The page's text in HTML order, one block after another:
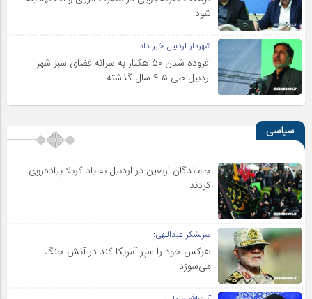
شود
شهردار اردبیل خبر داد:
افزوده شدن ۵۰ هکتار به سرانه فضای سبز شهر
اردبیل طی ۴.۵ سال گذشته
سیاسی
جاماندگان اربعین در اردبیل به یاد کربلا پیاده‌روی
کردند
سرلشکر عبداللهی:
هرکس خود را سپر آمریکا کند در آتش جنگ
می‌سوزد